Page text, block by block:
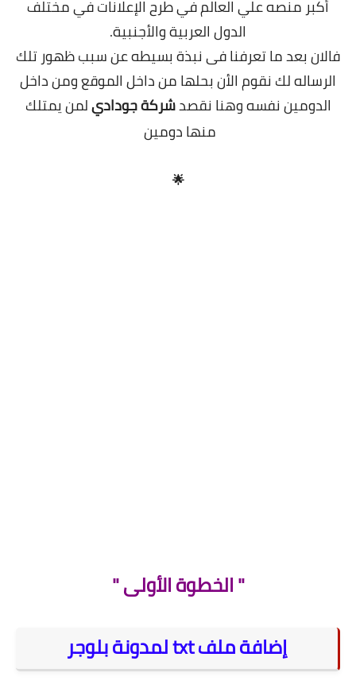
أكبر منصه علي العالم في طرح الإعلانات في مختلف
الدول العربية والأجنبية.
فالان بعد ما تعرفنا فى نبذة بسيطه عن سبب ظهور تلك
الرساله لك نقوم الأن بحلها من داخل الموقع ومن داخل
الدومين نفسه وهنا نقصدشركة جوداديلمن يمتلك
منها دومين
🌟
" الخطوة الأولى "
إضافة ملف txt لمدونة بلوجر